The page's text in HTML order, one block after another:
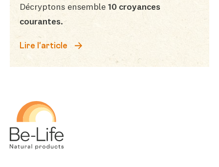
Décryptons ensemble 10 croyances
courantes.
Lire l'article